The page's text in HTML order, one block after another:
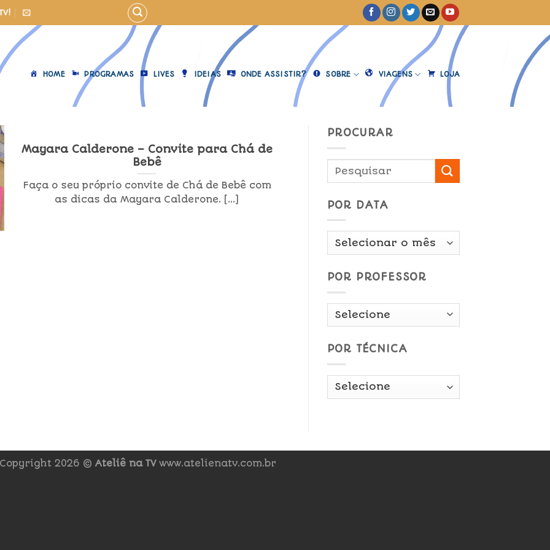
HOME PROGRAMAS LIVES IDEIAS ONDE ASSISTIR? SOBRE VIAGENS LOJA
Mayara Calderone – Convite para Chá de
Bebê
Faça o seu próprio convite de Chá de Bebê com
as dicas da Mayara Calderone. [...]
PROCURAR
POR DATA
Por
POR PROFESSOR
POR TÉCNICA
Copyright 2026 © Ateliê na TVwww.atelienatv.com.br